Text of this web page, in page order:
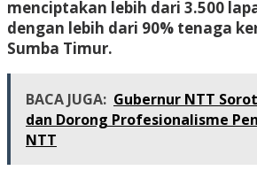
menciptakan lebih dari 3.500
dengan lebih dari 90% tenaga
Sumba Timur.
BACA JUGA: Gubernur NTT
dan Dorong Profesionalisme
NTT